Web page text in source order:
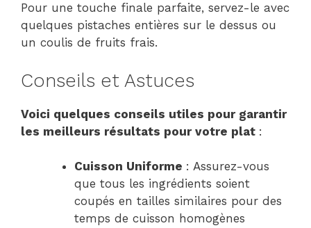
Pour une touche finale parfaite, servez-le avec
quelques pistaches entières sur le dessus ou
un coulis de fruits frais.
Conseils et Astuces
Voici quelques conseils utiles pour garantir
les meilleurs résultats pour votre plat :
Cuisson Uniforme : Assurez-vous
que tous les ingrédients soient
coupés en tailles similaires pour des
temps de cuisson homogènes